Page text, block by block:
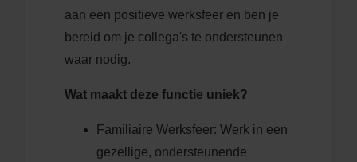
aan een positieve werksfeer en ben je
bereid om je collega's te ondersteunen
waar nodig.
Wat maakt deze functie uniek?
Familiaire Werksfeer: Werk in een
gezellige, ondersteunende